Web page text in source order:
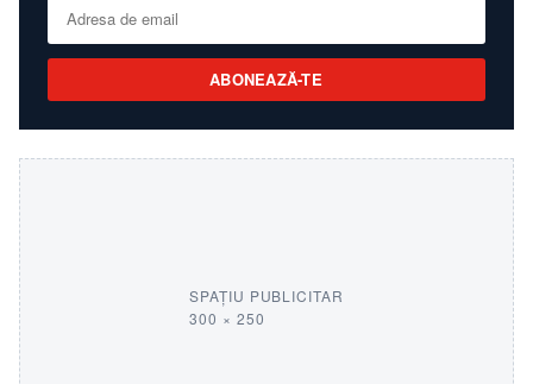
ABONEAZĂ-TE
SPAȚIU PUBLICITAR
300 × 250